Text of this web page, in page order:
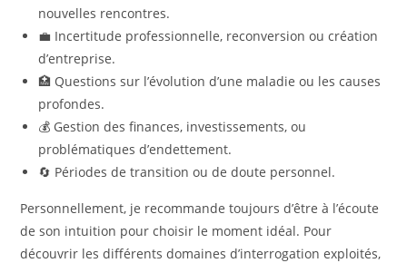
nouvelles rencontres.
💼 Incertitude professionnelle, reconversion ou création
d’entreprise.
🏥 Questions sur l’évolution d’une maladie ou les causes
profondes.
💰 Gestion des finances, investissements, ou
problématiques d’endettement.
🔄 Périodes de transition ou de doute personnel.
Personnellement, je recommande toujours d’être à l’écoute
de son intuition pour choisir le moment idéal. Pour
découvrir les différents domaines d’interrogation exploités,